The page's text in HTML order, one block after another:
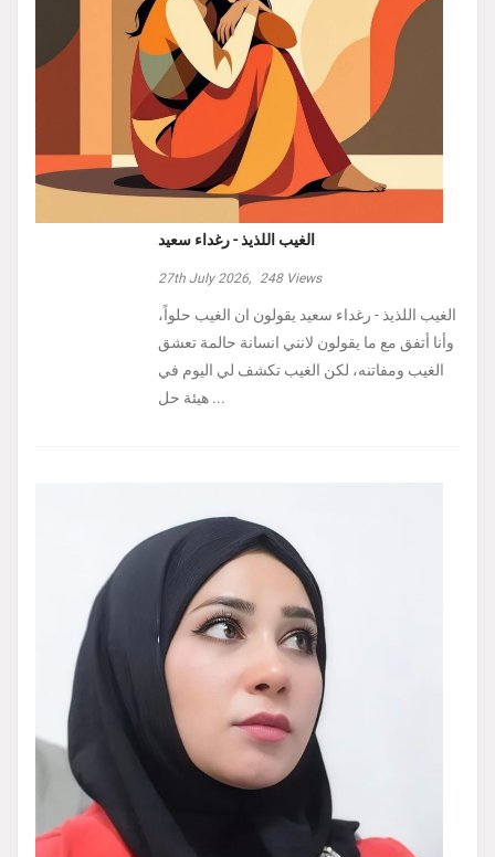
الغيب اللذيذ - رغداء سعيد
27th July 2026, 248Views
الغيب اللذيذ - رغداء سعيد يقولون ان الغيب حلواً،
وأنا أتفق مع ما يقولون لانني انسانة حالمة تعشق
الغيب ومفاتنه، لكن الغيب تكشف لي اليوم في
هيئة حل ...